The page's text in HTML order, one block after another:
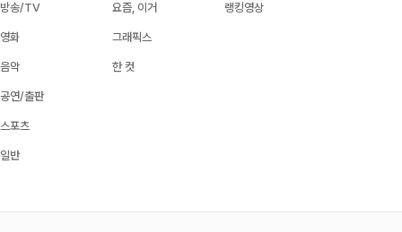
방송/TV
영화
음악
공연/출판
스포츠
일반
요즘, 이거
그래픽스
한 컷
랭킹영상